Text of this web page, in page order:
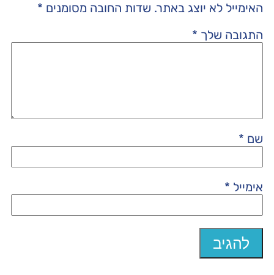
האימייל לא יוצג באתר. שדות החובה מסומנים *
התגובה שלך *
שם *
אימייל *